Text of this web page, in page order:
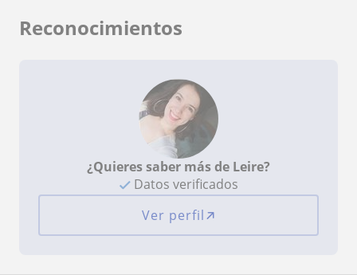
Reconocimientos
¿Quieres saber más de Leire?
Datos verificados
Ver perfil